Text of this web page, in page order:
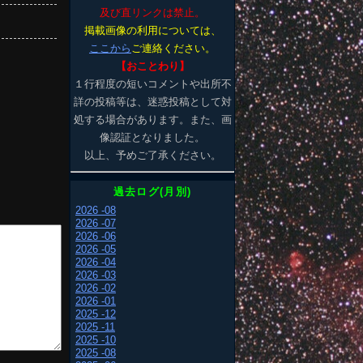
及び直リンクは禁止。
掲載画像の利用については、
ここから ご連絡ください。
【おことわり】
１行程度の短いコメントや出所不
詳の投稿等は、迷惑投稿として対
処する場合があります。また、画
像認証となりました。
以上、予めご了承ください。
過去ログ(月別)
2026 -08
2026 -07
2026 -06
2026 -05
2026 -04
2026 -03
2026 -02
2026 -01
2025 -12
2025 -11
2025 -10
2025 -08